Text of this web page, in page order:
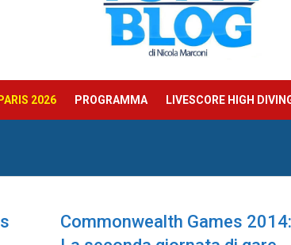
2026 PROGRAMMA LIVESCORE HIGH
Commonwealth Games